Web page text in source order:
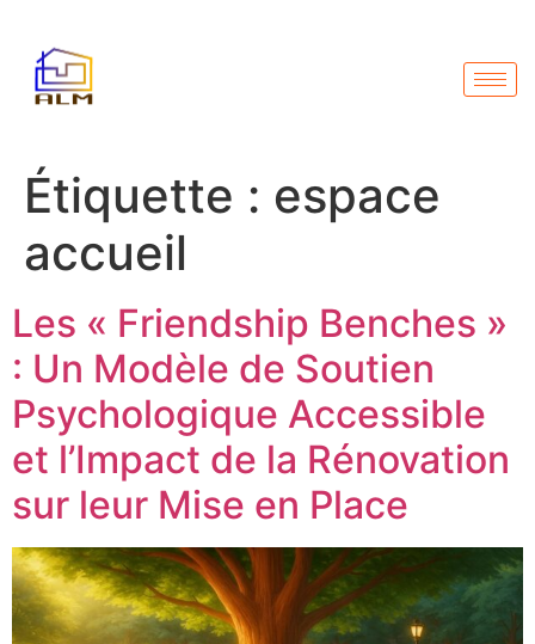
Étiquette : espace
accueil
Les « Friendship Benches »
: Un Modèle de Soutien
Psychologique Accessible
et l’Impact de la Rénovation
sur leur Mise en Place